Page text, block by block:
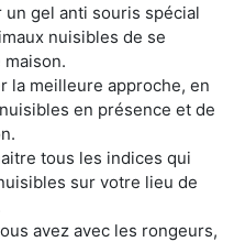
gel anti souris spécial
nuisibles de se
la meilleure approche, en
en présence et de
tous les indices qui
sur votre lieu de
avez avec les rongeurs,